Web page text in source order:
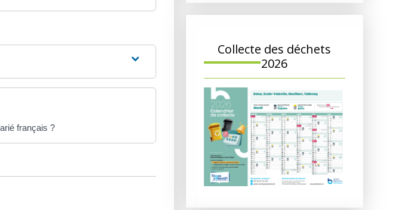
français ?
Collecte des déchets
2026